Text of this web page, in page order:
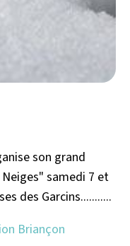
son grand
samedi 7 et
des Garcins...........
Briançon